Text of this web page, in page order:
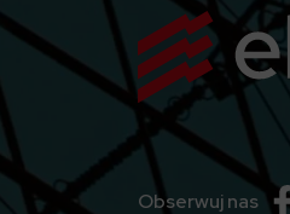
Obserwuj nas